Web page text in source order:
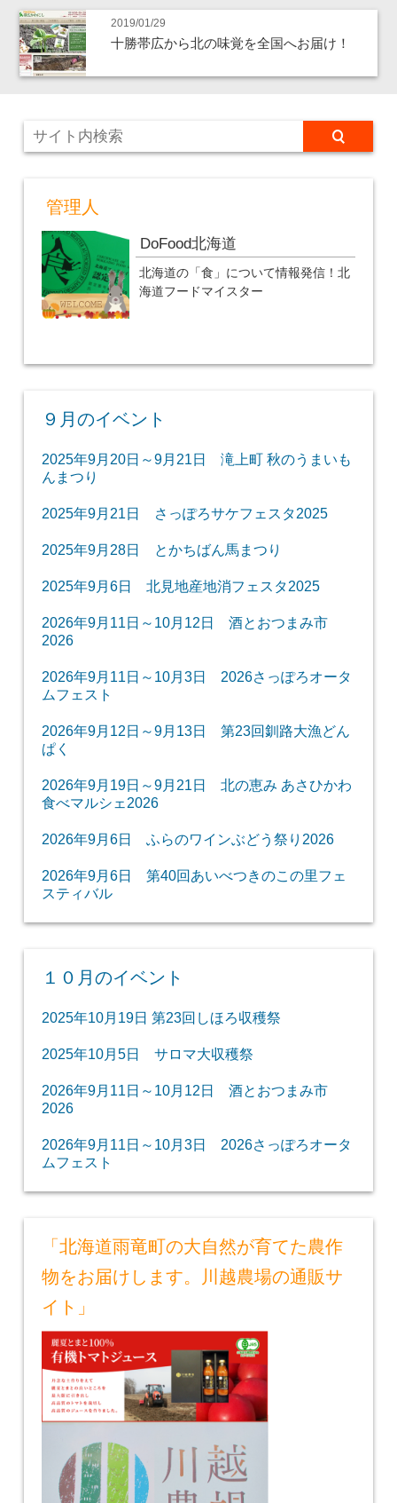
2019/01/29
十勝帯広から北の味覚を全国へお届け！
管理人
DoFood北海道
北海道の「食」について情報発信！北
海道フードマイスター
９月のイベント
2025年9月20日～9月21日 滝上町 秋のうまいも
んまつり
2025年9月21日 さっぽろサケフェスタ2025
2025年9月28日 とかちばん馬まつり
2025年9月6日 北見地産地消フェスタ2025
2026年9月11日～10月12日 酒とおつまみ市
2026
2026年9月11日～10月3日 2026さっぽろオータ
ムフェスト
2026年9月12日～9月13日 第23回釧路大漁どん
ぱく
2026年9月19日～9月21日 北の恵み あさひかわ
食べマルシェ2026
2026年9月6日 ふらのワインぶどう祭り2026
2026年9月6日 第40回あいべつきのこの里フェ
スティバル
１０月のイベント
2025年10月19日 第23回しほろ収穫祭
2025年10月5日 サロマ大収穫祭
2026年9月11日～10月12日 酒とおつまみ市
2026
2026年9月11日～10月3日 2026さっぽろオータ
ムフェスト
「北海道雨竜町の大自然が育てた農作
物をお届けします。川越農場の通販サ
イト」